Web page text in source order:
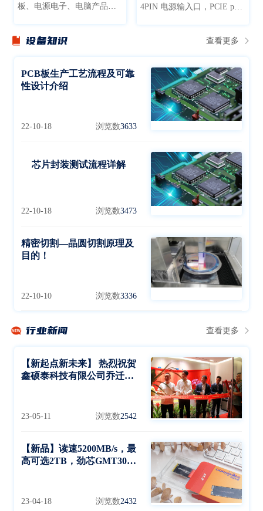
板、电源电子、电脑产品、
橡塑轮胎、太阳能逆变器等
下的老化筛选试验
4PIN 电源输入口，PCIE port
定开卡与更换不影响主板，
PCIE port 对应独立电源开关
设备知识 查看更多
PCB板生产工艺流程及可靠
性设计介绍
22-10-18 浏览数3633
芯片封装测试流程详解
22-10-18 浏览数3473
精密切割—晶圆切割原理及
目的！
22-10-10 浏览数3336
行业新闻 查看更多
【新起点新未来】 热烈祝贺
鑫硕泰科技有限公司乔迁大
23-05-11 浏览数2542
【新品】读速5200MB/s，最
高可选2TB，劲芯GMT3000
23-04-18 浏览数2432